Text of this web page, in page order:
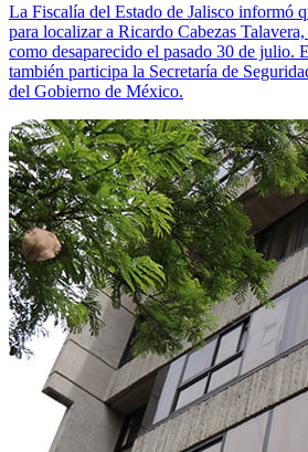
La Fiscalía del Estado de Jalisco informó
para localizar a Ricardo Cabezas
como desaparecido el pasado 30 de julio.
también participa la Secretaría de
del Gobierno de México.